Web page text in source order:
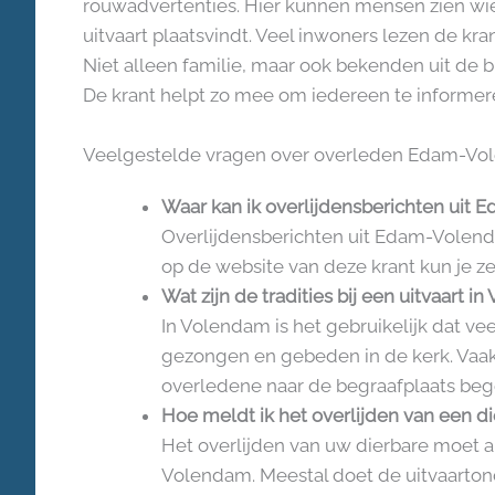
rouwadvertenties. Hier kunnen mensen zien
uitvaart plaatsvindt. Veel inwoners lezen de
Niet alleen familie, maar ook bekenden uit de
De krant helpt zo mee om iedereen te
Veelgestelde vragen over overleden Edam-
Waar kan ik overlijdensberichten uit
Overlijdensberichten uit Edam-
op de website van deze krant kun je
Wat zijn de tradities bij een uitvaart in
In Volendam is het gebruikelijk dat
gezongen en gebeden in de kerk.
overledene naar de begraafplaats
Hoe meldt ik het overlijden van een
Het overlijden van uw dierbare moet
Volendam. Meestal doet de